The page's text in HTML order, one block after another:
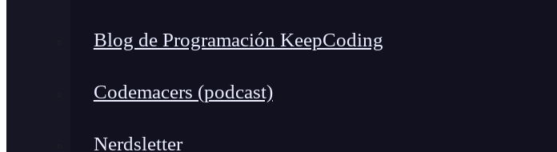
Blog de Programación KeepCoding
Codemacers (podcast)
Nerdsletter